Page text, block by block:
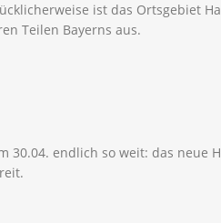
ist das Ortsgebiet
Teilen Bayerns aus.
30.04. endlich so weit: das neue